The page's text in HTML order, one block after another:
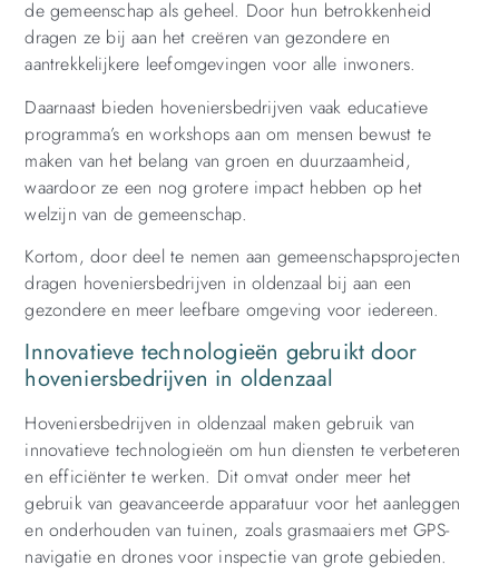
de gemeenschap als geheel. Door hun betrokkenheid
dragen ze bij aan het creëren van gezondere en
aantrekkelijkere leefomgevingen voor alle inwoners.
Daarnaast bieden hoveniersbedrijven vaak educatieve
programma’s en workshops aan om mensen bewust te
maken van het belang van groen en duurzaamheid,
waardoor ze een nog grotere impact hebben op het
welzijn van de gemeenschap.
Kortom, door deel te nemen aan gemeenschapsprojecten
dragen hoveniersbedrijven in oldenzaal bij aan een
gezondere en meer leefbare omgeving voor iedereen.
Innovatieve technologieën gebruikt door
hoveniersbedrijven in oldenzaal
Hoveniersbedrijven in oldenzaal maken gebruik van
innovatieve technologieën om hun diensten te verbeteren
en efficiënter te werken. Dit omvat onder meer het
gebruik van geavanceerde apparatuur voor het aanleggen
en onderhouden van tuinen, zoals grasmaaiers met GPS-
navigatie en drones voor inspectie van grote gebieden.